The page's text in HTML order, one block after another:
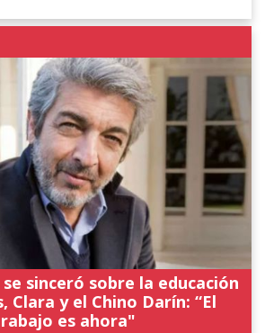
sinceró sobre la educación
Clara y el Chino Darín: “El
es ahora"